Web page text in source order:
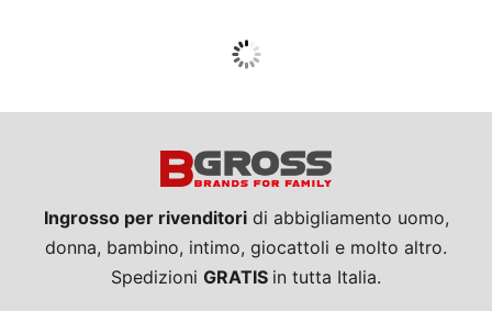
Guarda tutto
Ingrosso per rivenditoridi abbigliamento uomo,
donna, bambino, intimo, giocattoli e molto altro.
Spedizioni GRATIS in tutta Italia.